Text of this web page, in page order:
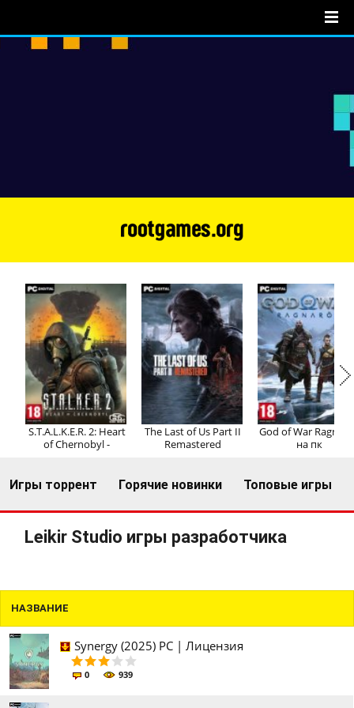
Регистрация Вход
S.T.A.L.K.E.R. 2: Heart
of Chernobyl -
The Last of Us Part II
Remastered
God of War
на пк
Игры торрент Горячие новинки Топовые игры
Leikir Studio игры разработчика
НАЗВАНИЕ
Synergy (2025) PC | Лицензия
0 939